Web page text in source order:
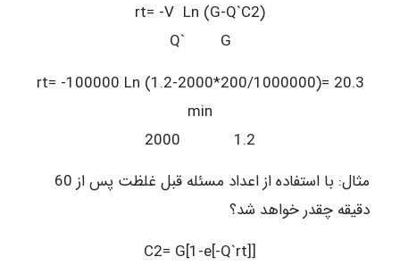
rt= -V Ln (G-Q`C2)
Q` G
rt= -100000 Ln (1.2-2000*200/1000000)= 20.3
min
2000 1.2
مثال: با استفاده از اعداد مسئله قبل غلظت پس از 60
دقیقه چقدر خواهد شد؟
C2= G[1-e[-Q`rt]]